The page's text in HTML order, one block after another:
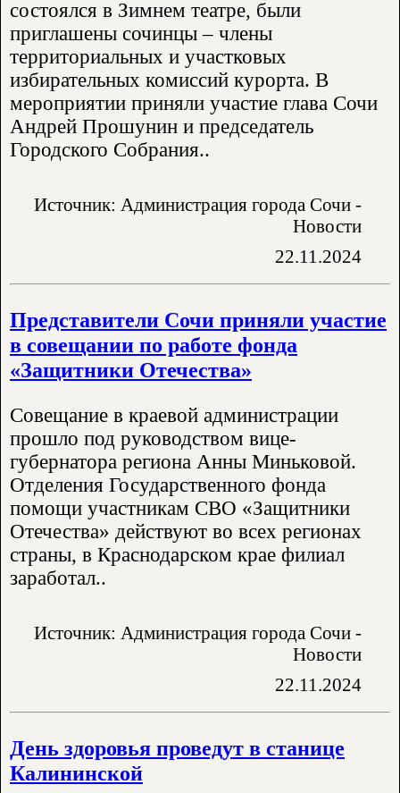
состоялся в Зимнем театре, были
приглашены сочинцы – члены
территориальных и участковых
избирательных комиссий курорта. В
мероприятии приняли участие глава Сочи
Андрей Прошунин и председатель
Городского Собрания..
Источник: Администрация города Сочи -
Новости
22.11.2024
Представители Сочи приняли участие
в совещании по работе фонда
«Защитники Отечества»
Совещание в краевой администрации
прошло под руководством вице-
губернатора региона Анны Миньковой.
Отделения Государственного фонда
помощи участникам СВО «Защитники
Отечества» действуют во всех регионах
страны, в Краснодарском крае филиал
заработал..
Источник: Администрация города Сочи -
Новости
22.11.2024
День здоровья проведут в станице
Калининской